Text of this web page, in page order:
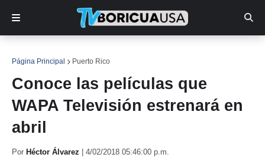
Página Principal Puerto Rico
Conoce las películas que
WAPA Televisión estrenará en
abril
Por Héctor Álvarez 4/02/2018 05:46:00 p.m.